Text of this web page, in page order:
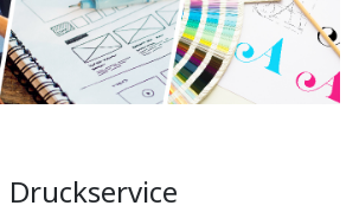
Druckservice